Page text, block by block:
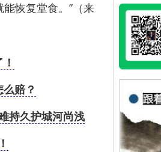
恢复堂食。”（来
赔？
持久护城河尚浅